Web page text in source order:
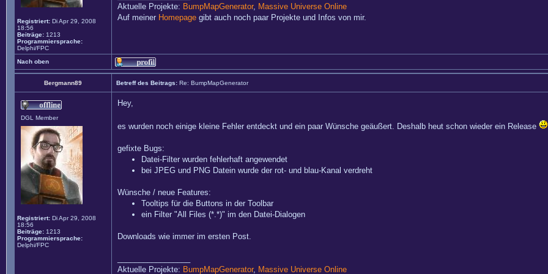
Registriert: Di Apr 29, 2008
18:56
Beiträge: 1213
Programmiersprache:
Delphi/FPC
Aktuelle Projekte: BumpMapGenerator, Massive Universe Online
Auf meiner Homepage gibt auch noch paar Projekte und Infos von mir.
Nach oben
Bergmann89 Betreff des Beitrags: Re: BumpMapGenerator
DGL Member
Registriert: Di Apr 29, 2008
18:56
Beiträge: 1213
Programmiersprache:
Delphi/FPC
Hey,
es wurden noch einige kleine Fehler entdeckt und ein paar Wünsche geäußert. Deshalb heut schon wieder ein Release
gefixte Bugs:
Datei-Filter wurden fehlerhaft angewendet
bei JPEG und PNG Datein wurde der rot- und blau-Kanal verdreht
Wünsche / neue Features:
Tooltips für die Buttons in der Toolbar
ein Filter "All Files (*.*)" im den Datei-Dialogen
Downloads wie immer im ersten Post.
Aktuelle Projekte: BumpMapGenerator, Massive Universe Online